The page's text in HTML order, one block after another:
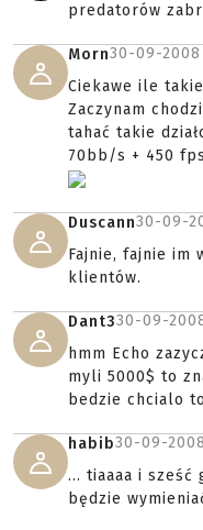
predatorów
Morn30-09-2008
Ciekawe ile
Zaczynam
tahać takie
70bb/s + 450
Duscann30-09-
Fajnie, fajnie
klientów.
Dant330-09-
hmm Echo
myli 5000$ to
bedzie chcialo
habib30-09-
... tiaaaa i sześć
będzie